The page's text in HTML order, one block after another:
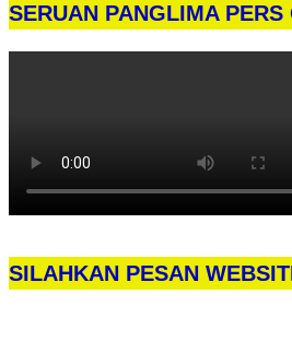
SERUAN PANGLIMA PERS
SILAHKAN PESAN